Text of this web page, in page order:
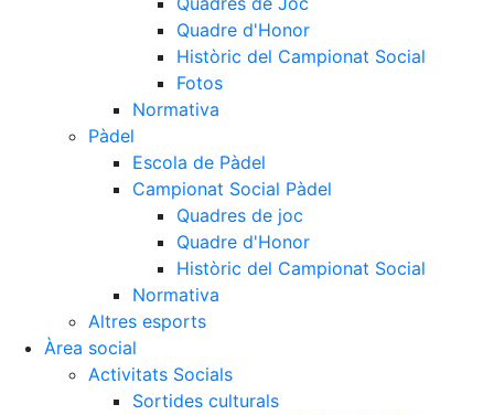
Quadre d'Honor
Històric del Campionat Social
Fotos
Normativa
Pàdel
Escola de Pàdel
Campionat Social Pàdel
Quadres de joc
Quadre d'Honor
Històric del Campionat Social
Normativa
Altres esports
Àrea social
Activitats Socials
Sortides culturals